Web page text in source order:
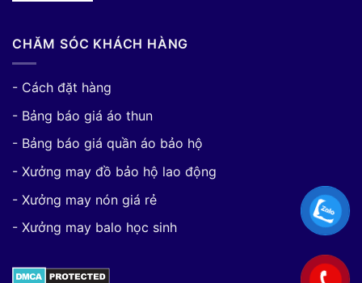
CHĂM SÓC KHÁCH HÀNG
- Cách đặt hàng
- Bảng báo giá áo thun
- Bảng báo giá quần áo bảo hộ
- Xưởng may đồ bảo hộ lao động
- Xưởng may nón giá rẻ
- Xưởng may balo học sinh